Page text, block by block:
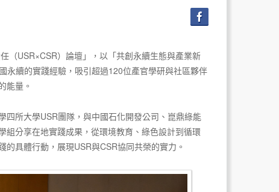
（USR×CSR）論壇」，以「共創永續生態與產業新
永續的實踐經驗，吸引超過120位產官學研與社區夥伴
能量。
所大學USR團隊，與中國石化開發公司、崑鼎綠能
分享在地實踐成果，從環境教育、綠色設計到循環
具體行動，展現USR與CSR協同共榮的實力。